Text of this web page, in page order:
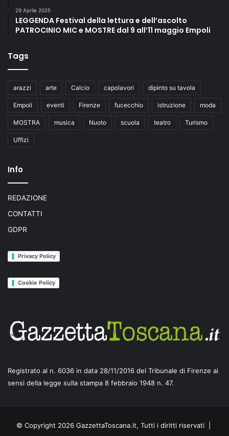
29 Aprile 2025
LEGGENDA Festival della lettura e dell’ascolto
PATROCINIO MIC e MOSTRE dal 9 all’11 maggio Empoli
Tags
arazzi arte Calcio capolavori dipinto su tavola
Empoli eventi Firenze fucecchio istruzione moda
MOSTRA musica Nuoto scuola teatro Turismo
Uffizi
Info
REDAZIONE
CONTATTI
GDPR
Privacy Policy
Cookie Policy
Registrato al n. 6036 in data 28/11/2016 del Tribunale di Firenze ai
sensi della legge sulla stampa 8 febbraio 1948 n. 47.
© Copyright 2026 GazzettaToscana.it, Tutti i diritti riservati |